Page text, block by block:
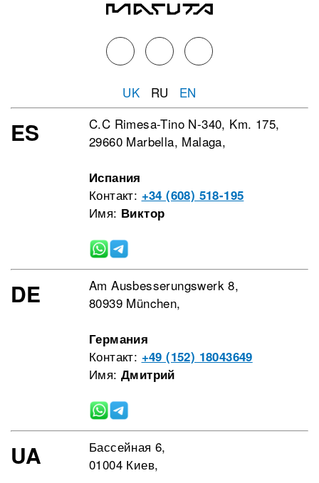
UK RU EN
ES
C.C Rimesa-Tino N-340, Km. 175,
29660 Marbella, Malaga,
Испания
Контакт: +34 (608) 518-195
Имя: Виктор
DE
Am Ausbesserungswerk 8,
80939 München,
Германия
Контакт: +49 (152) 18043649
Имя: Дмитрий
UA
Бассейная 6,
01004 Киев,